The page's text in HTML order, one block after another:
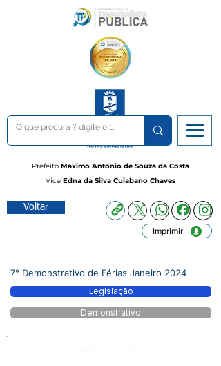
Prefeito Maximo Antonio de Souza da Costa
Vice Edna da Silva Cuiabano Chaves
Voltar
Imprimir
7° Demonstrativo de Férias Janeiro 2024
Legislação
Demonstrativo